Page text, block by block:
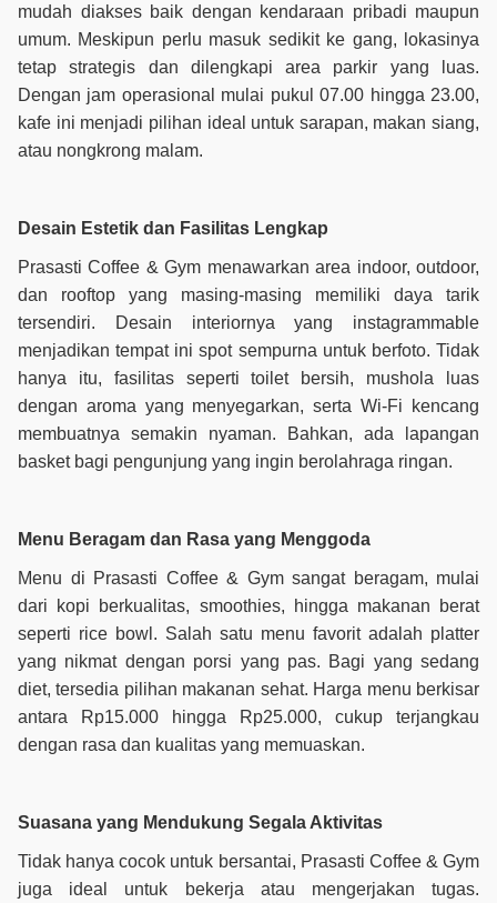
mudah diakses baik dengan kendaraan pribadi maupun
umum. Meskipun perlu masuk sedikit ke gang, lokasinya
tetap strategis dan dilengkapi area parkir yang luas.
Dengan jam operasional mulai pukul 07.00 hingga 23.00,
kafe ini menjadi pilihan ideal untuk sarapan, makan siang,
atau nongkrong malam.
Desain Estetik dan Fasilitas Lengkap
Prasasti Coffee & Gym menawarkan area indoor, outdoor,
dan rooftop yang masing-masing memiliki daya tarik
tersendiri. Desain interiornya yang instagrammable
menjadikan tempat ini spot sempurna untuk berfoto. Tidak
hanya itu, fasilitas seperti toilet bersih, mushola luas
dengan aroma yang menyegarkan, serta Wi-Fi kencang
membuatnya semakin nyaman. Bahkan, ada lapangan
basket bagi pengunjung yang ingin berolahraga ringan.
Menu Beragam dan Rasa yang Menggoda
Menu di Prasasti Coffee & Gym sangat beragam, mulai
dari kopi berkualitas, smoothies, hingga makanan berat
seperti rice bowl. Salah satu menu favorit adalah platter
yang nikmat dengan porsi yang pas. Bagi yang sedang
diet, tersedia pilihan makanan sehat. Harga menu berkisar
antara Rp15.000 hingga Rp25.000, cukup terjangkau
dengan rasa dan kualitas yang memuaskan.
Suasana yang Mendukung Segala Aktivitas
Tidak hanya cocok untuk bersantai, Prasasti Coffee & Gym
juga ideal untuk bekerja atau mengerjakan tugas.